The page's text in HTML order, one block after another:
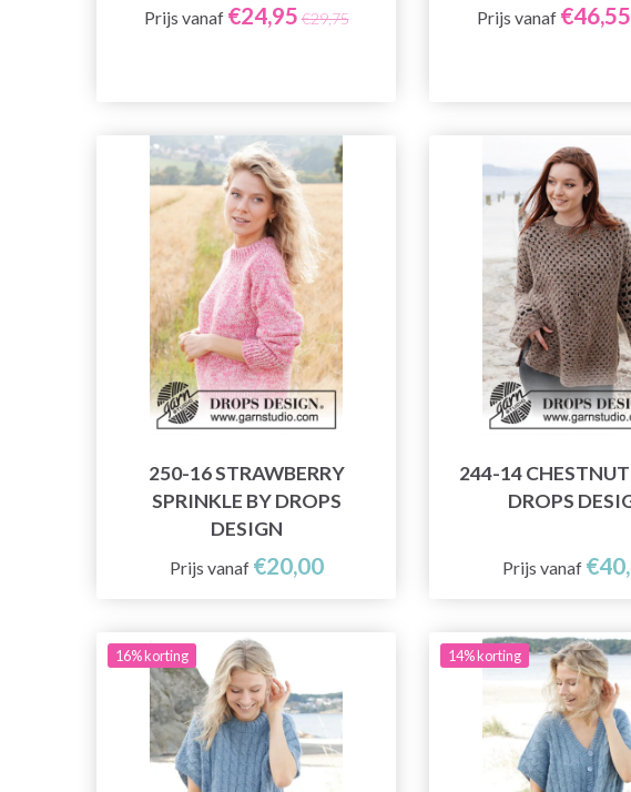
Prijs vanaf €24,95 €29,75 Prijs vanaf €46,55
250-16 STRAWBERRY
SPRINKLE BY DROPS
DESIGN
Prijs vanaf €20,00
244-14
DROPS
Prijs vanaf
16% korting 14% korting